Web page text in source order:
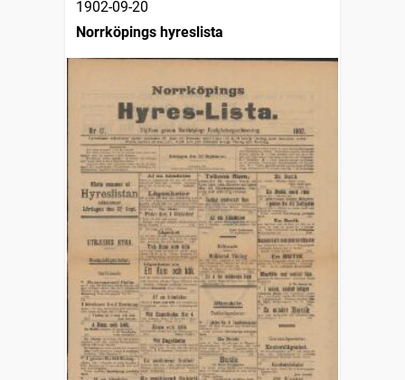
1902-09-20
Norrköpings hyreslista